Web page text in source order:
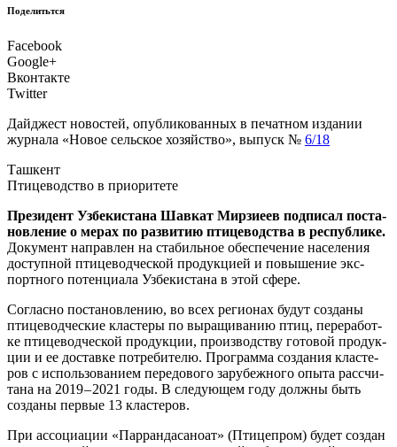
Поделитьтся
Facebook
Google+
Вконтакте
Twitter
Дай­джест ново­стей, опуб­ли­ко­ван­ных в печат­ном изда­нии
жур­на­ла «Новое сель­ское хозяй­ство», выпуск № 6/18
Таш­кент
Пти­це­вод­ство в приоритете
Пре­зи­дент Узбе­ки­ста­на Шав­кат Мир­зи­е­ев под­пи­сал поста­
нов­ле­ние о мерах по раз­ви­тию пти­це­вод­ства в рес­пуб­ли­ке.
Доку­мент направ­лен на ста­биль­ное обес­пе­че­ние насе­ле­ния
доступ­ной пти­це­вод­че­ской про­дук­ци­ей и повы­ше­ние экс­
порт­но­го потен­ци­а­ла Узбе­ки­ста­на в этой сфере.
Соглас­но поста­нов­ле­нию, во всех реги­о­нах будут созда­ны
пти­це­вод­че­ские кла­сте­ры по выра­щи­ва­нию птиц, пере­ра­бот­
ке пти­це­вод­че­ской про­дук­ции, про­из­вод­ству гото­вой про­дук­
ции и ее достав­ке потре­би­те­лю. Про­грам­ма созда­ния кла­сте­
ров с исполь­зо­ва­ни­ем пере­до­во­го зару­беж­но­го опы­та рас­счи­
та­на на 2019 – 2021 годы. В сле­ду­ю­щем году долж­ны быть
созда­ны пер­вые 13 кластеров.
При ассо­ци­а­ции «Пар­ран­да­са­но­ат» (Пти­це­пром) будет создан